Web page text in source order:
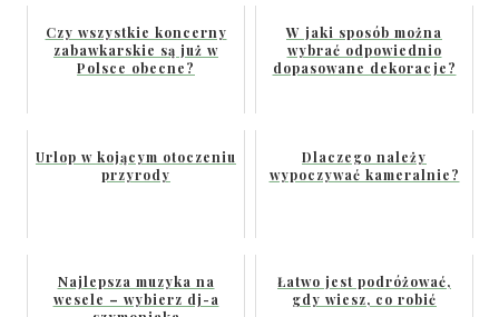
Czy wszystkie koncerny
zabawkarskie są już w
Polsce obecne?
W jaki sposób można
wybrać odpowiednio
dopasowane dekoracje?
Urlop w kojącym otoczeniu
przyrody
Dlaczego należy
wypoczywać kameralnie?
Najlepsza muzyka na
wesele – wybierz dj-a
Łatwo jest podróżować,
gdy wiesz, co robić